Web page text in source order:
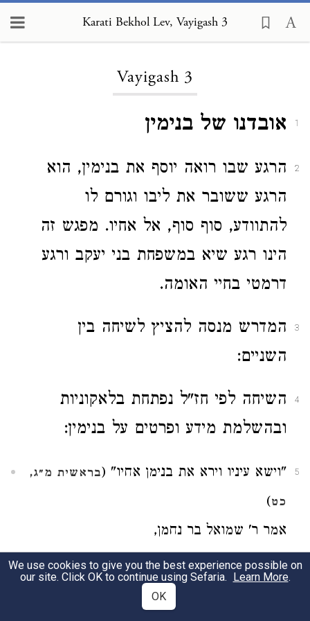
Karati Bekhol Lev, Vayigash 3
Vayigash 3
1 אובדנו של בנימין
2
הרגע שבו רואה יוסף את בנימין, הוא
הרגע ששובר את ליבו וגורם לו
להתוודע, סוף סוף, אל אחיו. מפגש זה
הינו רגע שיא במשפחת בני יעקב ורגע
דרמטי בחיי האומה.
3
המדרש מנסה להציץ לשיחה בין
השניים:
4
השיחה לפי חז"ל נפתחת בלאקוניות
ובהשלמת מידע ופרטים על בנימין:
5 "וישא עיניו וירא את בנימן אחיו" (בראשית מ״ג,
כט)
אמר ר' שמואל בר נחמן,
בשעה שראה יוסף את בנימן, מיד נתקררה דעתו
ופתח ואמר: א־להים יחנך בני,
We use cookies to give you the best experience possible on
our site. Click OK to continue using Sefaria. Learn More.
OK